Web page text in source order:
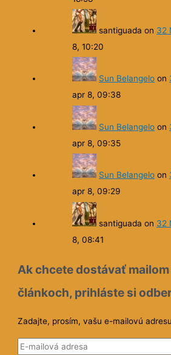
santiguada on 32
8, 10:20
Sun Belangelo on
apr 8, 09:38
Sun Belangelo on
apr 8, 09:35
Sun Belangelo on
apr 8, 09:29
santiguada on 32
8, 08:41
Ak chcete dostávať
článkoch, prihláste si
Zadajte, prosím, vašu e-mailovú
E